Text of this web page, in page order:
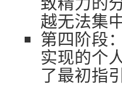
越无法集
第四阶段
实现的个
了最初指